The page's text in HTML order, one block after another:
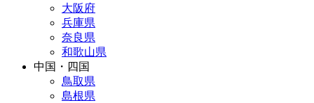
大阪府
兵庫県
奈良県
和歌山県
中国・四国
鳥取県
島根県